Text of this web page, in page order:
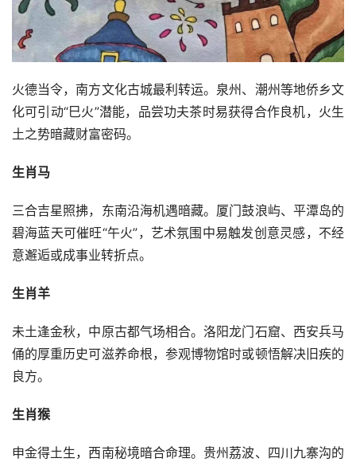
火德当令，南方文化古城最利转运。泉州、潮州等地侨乡文
化可引动“巳火”潜能，品尝功夫茶时易获得合作良机，火生
土之势暗藏财富密码。
生肖马
三合吉星照拂，东南沿海机遇暗藏。厦门鼓浪屿、平潭岛的
碧海蓝天可催旺“午火”，艺术氛围中易触发创意灵感，不经
意邂逅或成事业转折点。
生肖羊
未土逢金秋，中原古都气场相合。洛阳龙门石窟、西安兵马
俑的厚重历史可滋养命根，参观博物馆时或顿悟解决旧疾的
良方。
生肖猴
申金得土生，西南秘境暗合命理。贵州荔波、四川九寨沟的